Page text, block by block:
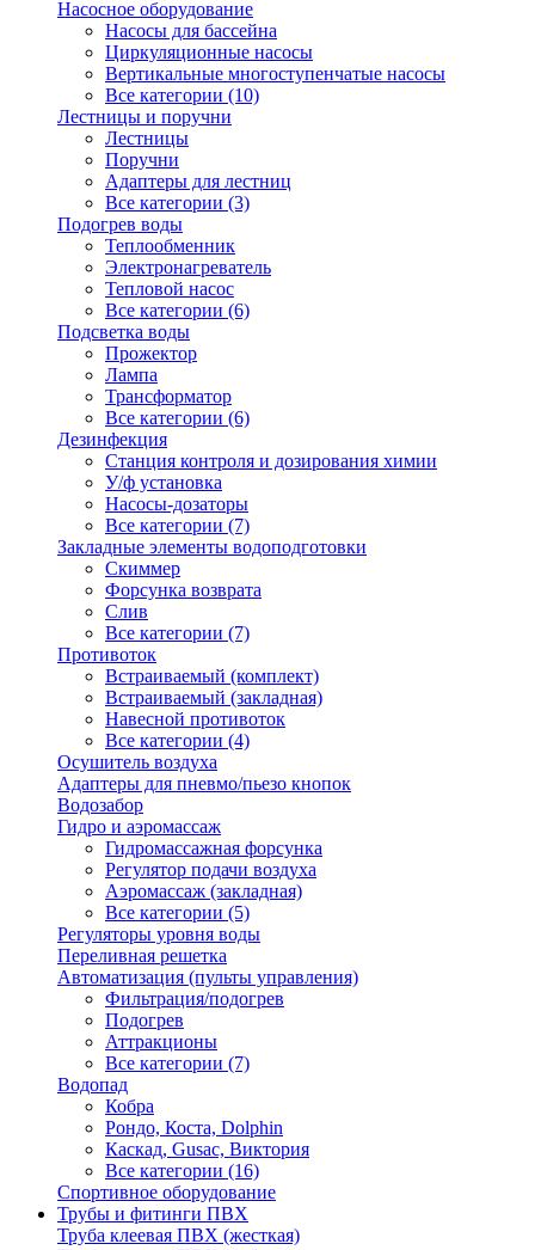
Насосное оборудование
Насосы для бассейна
Циркуляционные насосы
Вертикальные многоступенчатые насосы
Все категории (10)
Лестницы и поручни
Лестницы
Поручни
Адаптеры для лестниц
Все категории (3)
Подогрев воды
Теплообменник
Электронагреватель
Тепловой насос
Все категории (6)
Подсветка воды
Прожектор
Лампа
Трансформатор
Все категории (6)
Дезинфекция
Станция контроля и дозирования химии
У/ф установка
Насосы-дозаторы
Все категории (7)
Закладные элементы водоподготовки
Скиммер
Форсунка возврата
Слив
Все категории (7)
Противоток
Встраиваемый (комплект)
Встраиваемый (закладная)
Навесной противоток
Все категории (4)
Осушитель воздуха
Адаптеры для пневмо/пьезо кнопок
Водозабор
Гидро и аэромассаж
Гидромассажная форсунка
Регулятор подачи воздуха
Аэромассаж (закладная)
Все категории (5)
Регуляторы уровня воды
Переливная решетка
Автоматизация (пульты управления)
Фильтрация/подогрев
Подогрев
Аттракционы
Все категории (7)
Водопад
Кобра
Рондо, Коста, Dolphin
Каскад, Gusac, Виктория
Все категории (16)
Спортивное оборудование
Трубы и фитинги ПВХ
Труба клеевая ПВХ (жесткая)